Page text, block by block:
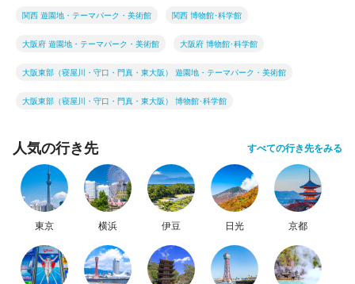
関西 遊園地・テーマパーク・美術館 関西 博物館･科学館
大阪府 遊園地・テーマパーク・美術館 大阪府 博物館･科学館
大阪東部（寝屋川・守口・門真・東大阪） 遊園地・テーマパーク・美術館
大阪東部（寝屋川・守口・門真・東大阪） 博物館･科学館
人気の行き先 すべての行き先をみる
東京 横浜 伊豆 日光 京都